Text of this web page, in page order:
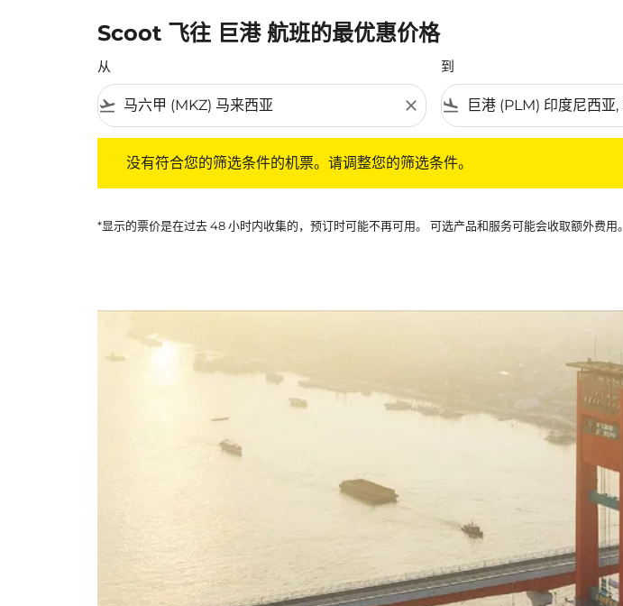
Scoot 飞往 巨港 航班的最优惠价格
从
flight_takeoff close
到
flight_land
没有符合您的筛选条件的机票。请调整您的筛选条件。
*显示的票价是在过去 48 小时内收集的，预订时可能不再可用。 可选产品和服务可能会收取额外费用。